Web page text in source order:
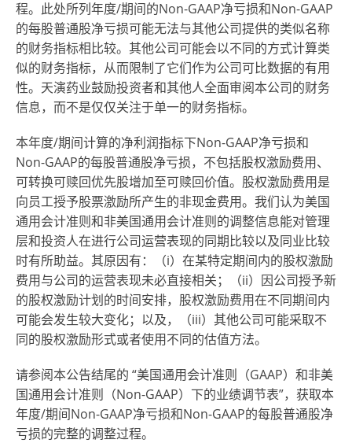
程。此处所列年度/期间的Non-GAAP净亏损和Non-GAAP
的每股普通股净亏损可能无法与其他公司提供的类似名称
的财务指标相比较。其他公司可能会以不同的方式计算类
似的财务指标，从而限制了它们作为公司可比数据的有用
性。天演药业鼓励投资者和其他人全面审阅本公司的财务
信息，而不是仅仅关注于单一的财务指标。
本年度/期间计算的净利润指标下Non-GAAP净亏损和
Non-GAAP的每股普通股净亏损，不包括股权激励费用、
可转换可赎回优先股增加至可赎回价值。股权激励费用是
向员工授予股票激励所产生的非现金费用。我们认为美国
通用会计准则和非美国通用会计准则的调整信息能对管理
层和投资人在进行公司运营表现的同期比较以及同业比较
时有所助益。其原因有：（i）在某特定期间内的股权激励
费用与公司的运营表现未必直接相关；（ii）因公司授予新
的股权激励计划的时间安排，股权激励费用在不同期间内
可能会发生较大变化；以及，（iii）其他公司可能采取不
同的股权激励形式或者使用不同的估值方法。
请参阅本公告结尾的 “美国通用会计准则（GAAP）和非美
国通用会计准则（Non-GAAP）下的业绩调节表”，获取本
年度/期间Non-GAAP净亏损和Non-GAAP的每股普通股净
亏损的完整的调整过程。